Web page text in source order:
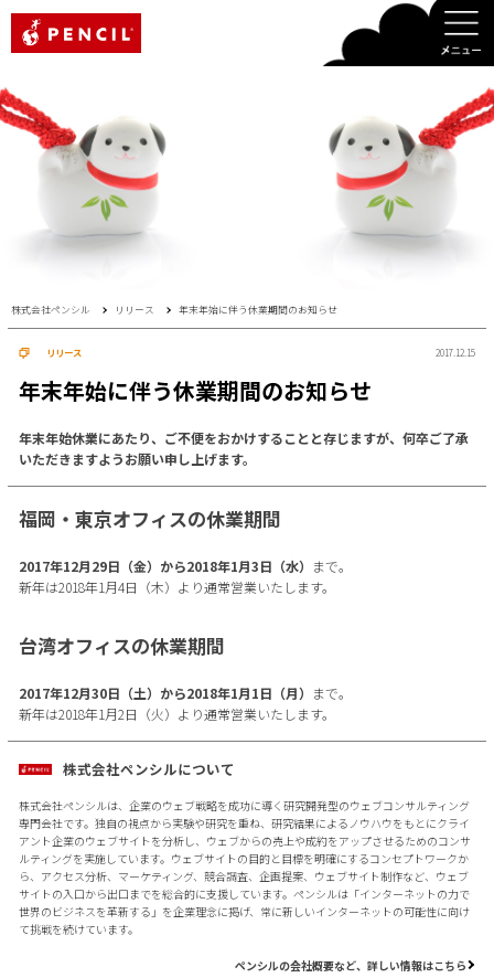
株式会社ペンシル リリース 年末年始に伴う休業期間のお知らせ
リリース 2017.12.15
年末年始に伴う休業期間のお知らせ
年末年始休業にあたり、ご不便をおかけすることと存じますが、何卒ご了承
いただきますようお願い申し上げます。
福岡・東京オフィスの休業期間
2017年12月29日（金）から2018年1月3日（水） まで。
新年は2018年1月4日（木）より通常営業いたします。
台湾オフィスの休業期間
2017年12月30日（土）から2018年1月1日（月） まで。
新年は2018年1月2日（火）より通常営業いたします。
株式会社ペンシルについて
株式会社ペンシルは、企業のウェブ戦略を成功に導く研究開発型のウェブコンサルティング
専門会社です。独自の視点から実験や研究を重ね、研究結果によるノウハウをもとにクライ
アント企業のウェブサイトを分析し、ウェブからの売上や成約をアップさせるためのコンサ
ルティングを実施しています。ウェブサイトの目的と目標を明確にするコンセプトワークか
ら、アクセス分析、マーケティング、競合調査、企画提案、ウェブサイト制作など、ウェブ
サイトの入口から出口までを総合的に支援しています。ペンシルは「インターネットの力で
世界のビジネスを革新する」を企業理念に掲げ、常に新しいインターネットの可能性に向け
て挑戦を続けています。
ペンシルの会社概要など、詳しい情報はこちら